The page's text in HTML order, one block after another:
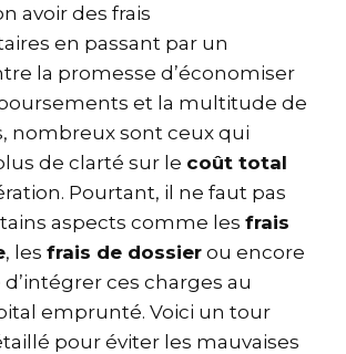
avoir des frais
en passant par un
la promesse d’économiser
et la multitude de
nombreux sont ceux qui
de clarté sur le coût total
Pourtant, il ne faut pas
aspects comme les frais
, les frais de dossier ou encore
ces charges au
emprunté. Voici un tour
pour éviter les mauvaises